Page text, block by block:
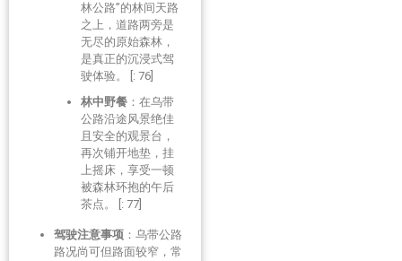
林公路”的林间天路
之上，道路两旁是
无尽的原始森林，
是真正的沉浸式驾
驶体验。 [: 76]
林中野餐 ：在乌带
公路沿途风景绝佳
且安全的观景台，
再次铺开地垫，挂
上摇床，享受一顿
被森林环抱的午后
茶点。 [: 77]
驾驶注意事项 ：乌带公路
路况尚可但路面较窄，常